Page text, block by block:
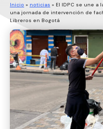
Inicio » noticias » El IDPC se une a
una jornada de intervención de
Libreros en Bogotá